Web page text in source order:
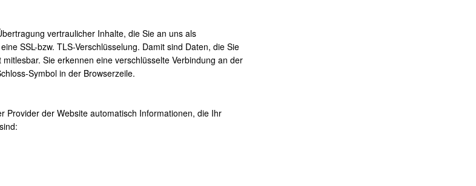
vertraulicher Inhalte, die Sie an uns als
SSL-bzw. TLS-Verschlüsselung. Damit sind Daten, die Sie
Sie erkennen eine verschlüsselte Verbindung an der
Symbol in der Browserzeile.
Provider der Website automatisch Informationen, die Ihr